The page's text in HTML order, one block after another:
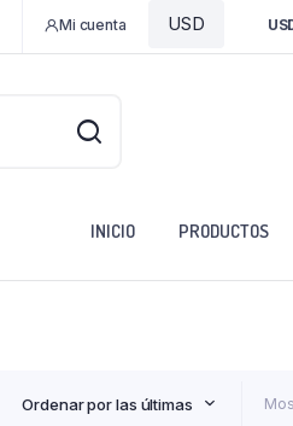
Mi cuenta
INICIO PRODUCTOS
Ordenar por las últimas